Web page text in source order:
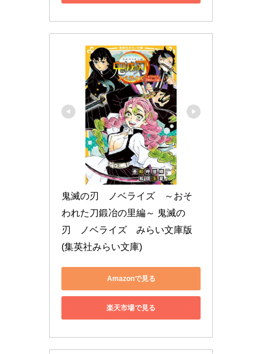
鬼滅の刃　ノベライズ　～おそ
われた刀鍛冶の里編～ 鬼滅の
刃　ノベライズ　みらい文庫版
(集英社みらい文庫)
Amazonで見る
楽天市場で見る